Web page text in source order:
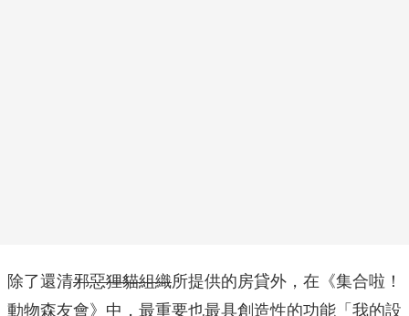
除了還清邪惡狸貓組織所提供的房貸外，在《集合啦！
動物森友會》中，最重要也最具創造性的功能「我的設